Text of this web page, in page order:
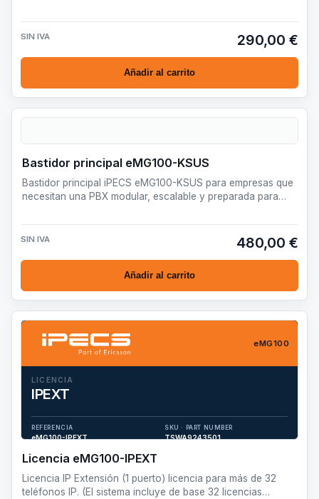
SIN IVA 290,00 €
Añadir al carrito
Bastidor principal eMG100-KSUS
Bastidor principal iPECS eMG100-KSUS para empresas que
necesitan una PBX modular, escalable y preparada para
SIN IVA 480,00 €
Añadir al carrito
eMG100
LICENCIA
IPEXT
teléfonos IP. (El sistema incluye de base 32 licencias IPEXT
para 32 teléfonos IP).
REFERENCIA
eMG100-IPEXT
SKU · PART NUMBER
TSWA9243501
Licencia eMG100-IPEXT
Licencia IP Extensión (1 puerto) licencia para más de 32
teléfonos IP. (El sistema incluye de base 32 licencias